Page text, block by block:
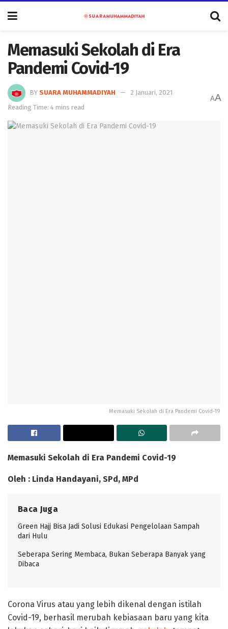
Memasuki Sekolah di Era
Pandemi Covid-19
BY SUARA MUHAMMADIYAH
2 Januari, 2021
Reading Time: 4 mins read
AA
Memasuki Sekolah di Era Pandemi Covid-19
Memasuki Sekolah di Era Pandemi Covid-19
Oleh : Linda Handayani, SPd, MPd
Baca Juga
Green Hajj Bisa Jadi Solusi Edukasi Pengelolaan Sampah
dari Hulu
Seberapa Sering Membaca, Bukan Seberapa Banyak yang
Dibaca
Corona Virus atau yang lebih dikenal dengan istilah
Covid-19, berhasil merubah kebiasaan baru yang kita